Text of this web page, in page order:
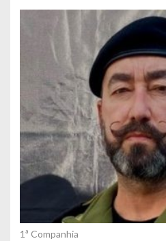
1ª Companhia